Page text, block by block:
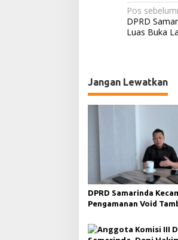
N
a
g
a
o
s
Pos
DPRD
Luas Buka
Jangan Lewatkan
DPRD Samarinda
Pengamanan Void